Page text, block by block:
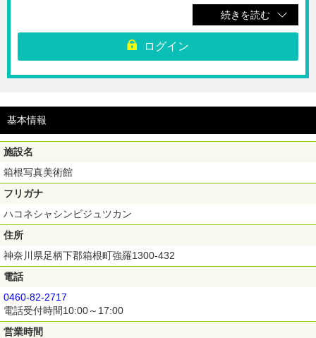
※ご購入いただいたチケットのQRコードを表示させて、受付へお越しく
※チケット利用当日に限り再入場可能。
続きを読む
ログイン
基本情報
施設名
箱根写真美術館
フリガナ
ハコネシャシンビジュツカン
住所
神奈川県足柄下郡箱根町強羅1300-432
電話
0460-82-2717
電話受付時間10:00～17:00
営業時間